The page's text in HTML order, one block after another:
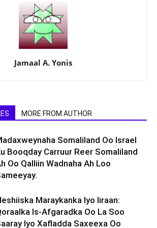
Jamaal A. Yonis
MORE FROM AUTHOR
Somaliland Oo Israel
Booqday Carruur Reer Somaliland
Oo Qalliin Wadnaha Ah Loo
Maraykanka Iyo Iiraan:
Is-Afgaradka Oo La Soo
Iyo Xafladda Saxeexa Oo